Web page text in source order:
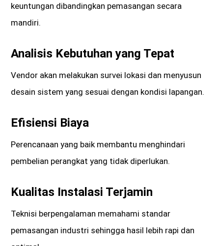
keuntungan dibandingkan pemasangan secara
mandiri.
Analisis Kebutuhan yang Tepat
Vendor akan melakukan survei lokasi dan menyusun
desain sistem yang sesuai dengan kondisi lapangan.
Efisiensi Biaya
Perencanaan yang baik membantu menghindari
pembelian perangkat yang tidak diperlukan.
Kualitas Instalasi Terjamin
Teknisi berpengalaman memahami standar
pemasangan industri sehingga hasil lebih rapi dan